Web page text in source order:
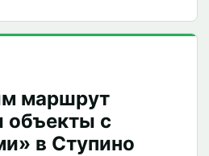
маршрут
объекты с
в Ступино